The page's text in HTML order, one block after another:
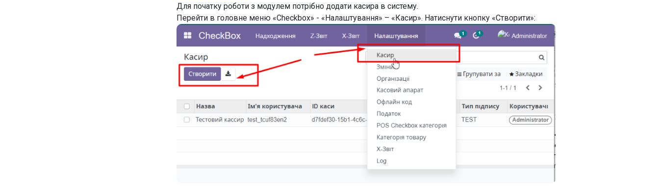
Для початку роботи з модулем потрібно додати касира в систему.
Перейти в головне меню «Checkbox» - «Налаштування» – «Касир». Натиснути кнопку «Створити»: